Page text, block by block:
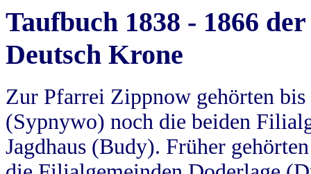
Taufbuch 1838 - 1866
Deutsch Krone
Zur Pfarrei Zippnow gehörten
(Sypnywo) noch die beiden
Jagdhaus (Budy). Früher